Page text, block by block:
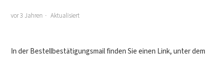
vor 3 Jahren Aktualisiert
In der Bestellbestätigungsmail finden Sie einen Link, unter dem